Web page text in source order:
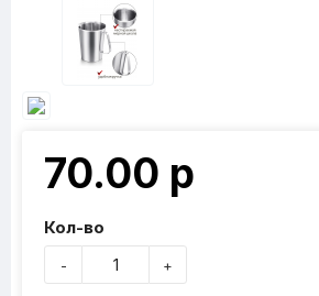
70.00 р
Кол-во
- +